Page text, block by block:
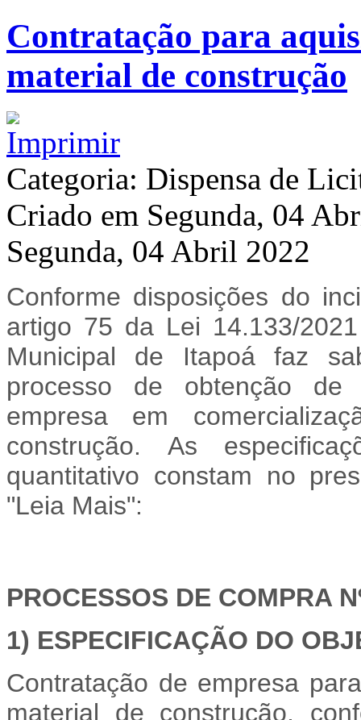
Contratação para
material de construção
Categoria: Dispensa de
Criado em Segunda, 04
Segunda, 04 Abril 2022
Conforme disposições do
artigo 75 da Lei 14.133/
Municipal de Itapoá faz
processo de obtenção de
empresa em
construção. As
quantitativo constam no
"Leia Mais":
PROCESSOS DE COMPRA
1) ESPECIFICAÇÃO DO
Contratação de empresa
material de construção,